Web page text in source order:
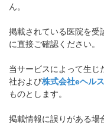
ん。
掲載されている医院を受
に直接ご確認ください。
当サービスによって生じ
社および株式会社eヘル
ものとします。
掲載情報に誤りがある場